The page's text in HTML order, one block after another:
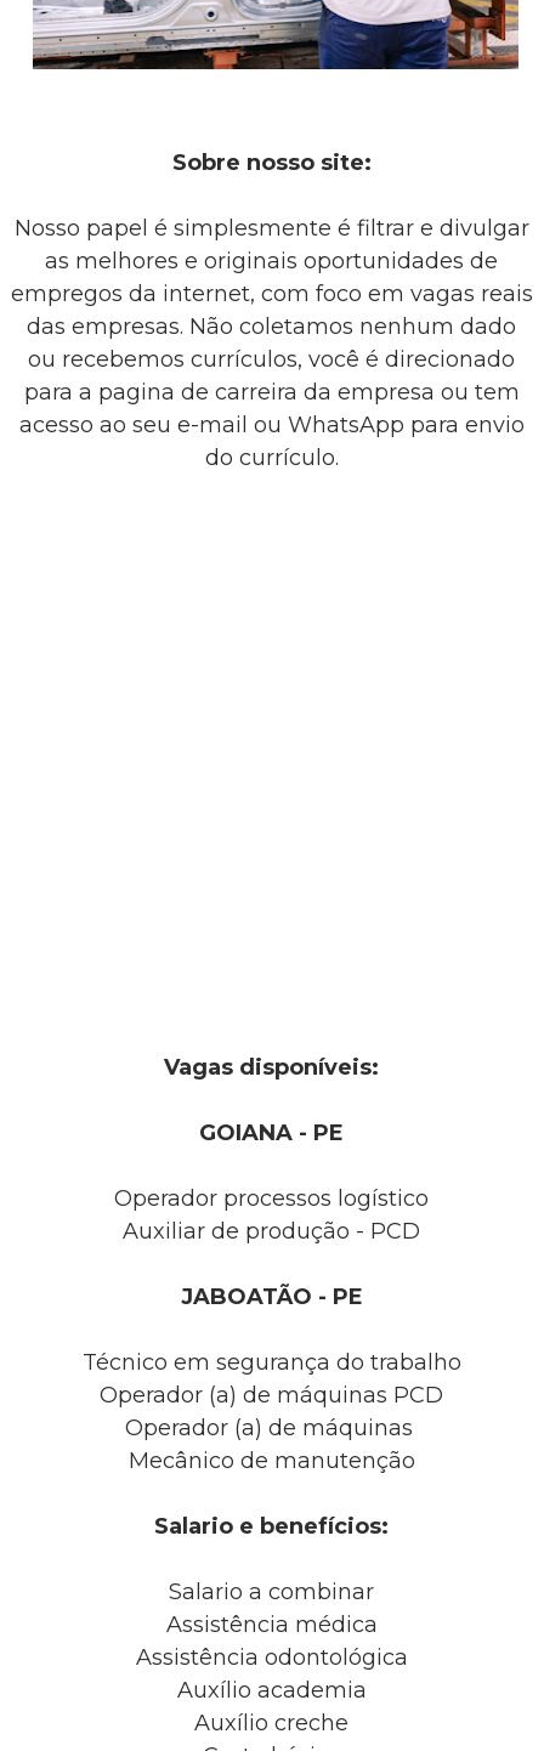
Sobre nosso site:
Nosso papel é simplesmente é filtrar e divulgar
as melhores e originais oportunidades de
empregos da internet, com foco em vagas reais
das empresas. Não coletamos nenhum dado
ou recebemos currículos, você é direcionado
para a pagina de carreira da empresa ou tem
acesso ao seu e-mail ou WhatsApp para envio
do currículo.
Vagas disponíveis:
GOIANA - PE
Operador processos logístico
Auxiliar de produção - PCD
JABOATÃO - PE
Técnico em segurança do trabalho
Operador (a) de máquinas PCD
Operador (a) de máquinas
Mecânico de manutenção
Salario e benefícios:
Salario a combinar
Assistência médica
Assistência odontológica
Auxílio academia
Auxílio creche